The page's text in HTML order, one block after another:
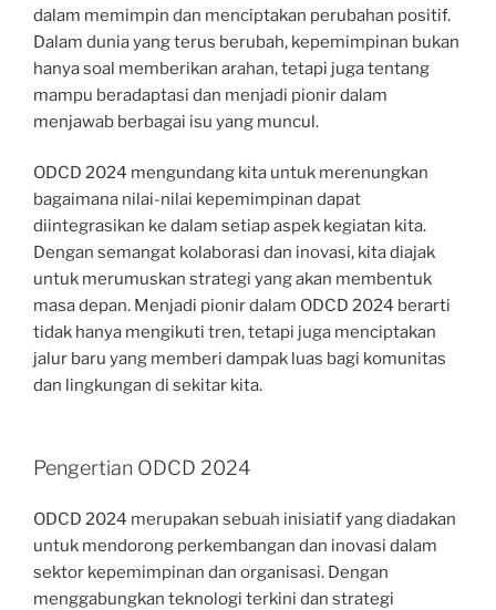
dalam memimpin dan menciptakan perubahan positif.
Dalam dunia yang terus berubah, kepemimpinan bukan
hanya soal memberikan arahan, tetapi juga tentang
mampu beradaptasi dan menjadi pionir dalam
menjawab berbagai isu yang muncul.
ODCD 2024 mengundang kita untuk merenungkan
bagaimana nilai-nilai kepemimpinan dapat
diintegrasikan ke dalam setiap aspek kegiatan kita.
Dengan semangat kolaborasi dan inovasi, kita diajak
untuk merumuskan strategi yang akan membentuk
masa depan. Menjadi pionir dalam ODCD 2024 berarti
tidak hanya mengikuti tren, tetapi juga menciptakan
jalur baru yang memberi dampak luas bagi komunitas
dan lingkungan di sekitar kita.
Pengertian ODCD 2024
ODCD 2024 merupakan sebuah inisiatif yang diadakan
untuk mendorong perkembangan dan inovasi dalam
sektor kepemimpinan dan organisasi. Dengan
menggabungkan teknologi terkini dan strategi